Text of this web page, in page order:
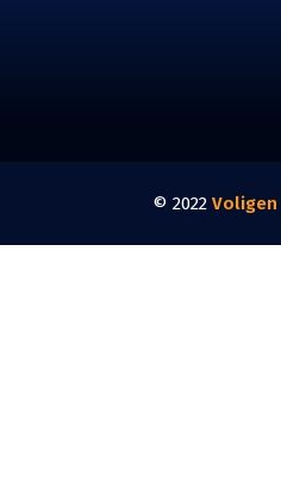
© 2022 Voligen